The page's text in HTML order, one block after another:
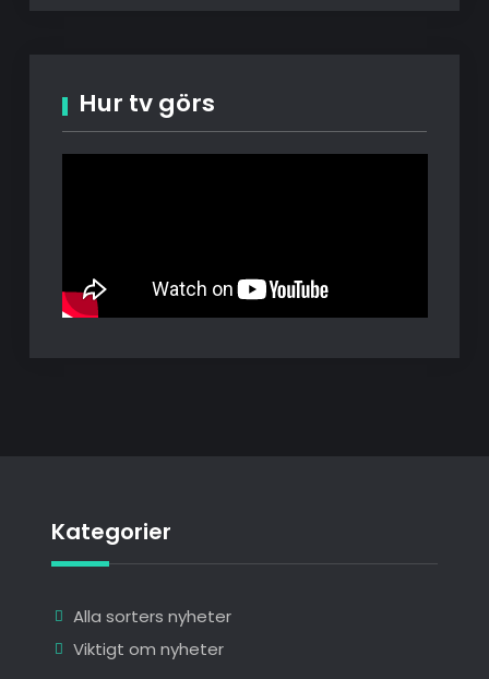
Hur tv görs
Kategorier
Alla sorters nyheter
Viktigt om nyheter